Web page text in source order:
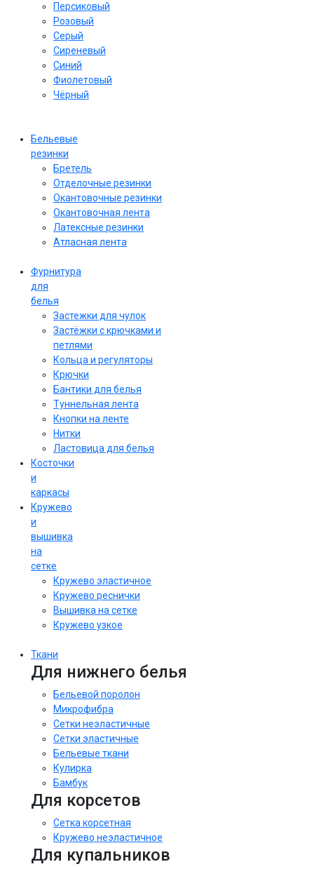
Персиковый
Розовый
Серый
Сиреневый
Cиний
Фиолетовый
Чёрный
Бельевые
резинки
Бретель
Отделочные резинки
Окантовочные резинки
Окантовочная лента
Латексные резинки
Атласная лента
Фурнитура
для
белья
Застежки для чулок
Застёжки с крючками и
петлями
Кольца и регуляторы
Крючки
Бантики для белья
Туннельная лента
Кнопки на ленте
Нитки
Ластовица для белья
Косточки
и
каркасы
Кружево
и
вышивка
на
сетке
Кружево эластичное
Кружево реснички
Вышивка на сетке
Кружево узкое
Ткани
Для нижнего белья
Бельевой поролон
Микрофибра
Сетки неэластичные
Сетки эластичные
Бельевые ткани
Кулирка
Бамбук
Для корсетов
Сетка корсетная
Кружево неэластичное
Для купальников